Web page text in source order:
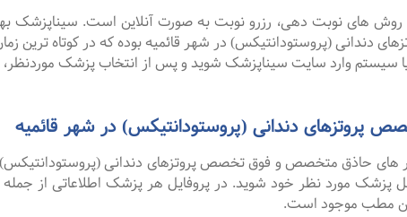
روش های نوبت دهی، رزرو نوبت به صورت آنلاین است. سیناپزشک
(پروستودانتیکس) در شهر قائمیه بوده که در کوتاه ترین
سیستم وارد سایت سیناپزشک شوید و پس از انتخاب پزشک موردنظر،
دندانی (پروستودانتیکس) در شهر قائمیه
حاذق متخصص و فوق تخصص پروتزهای دندانی (پروستودانتیکس)
پزشک مورد نظر خود شوید. در پروفایل هر پزشک اطلاعاتی از
مطب موجود است.